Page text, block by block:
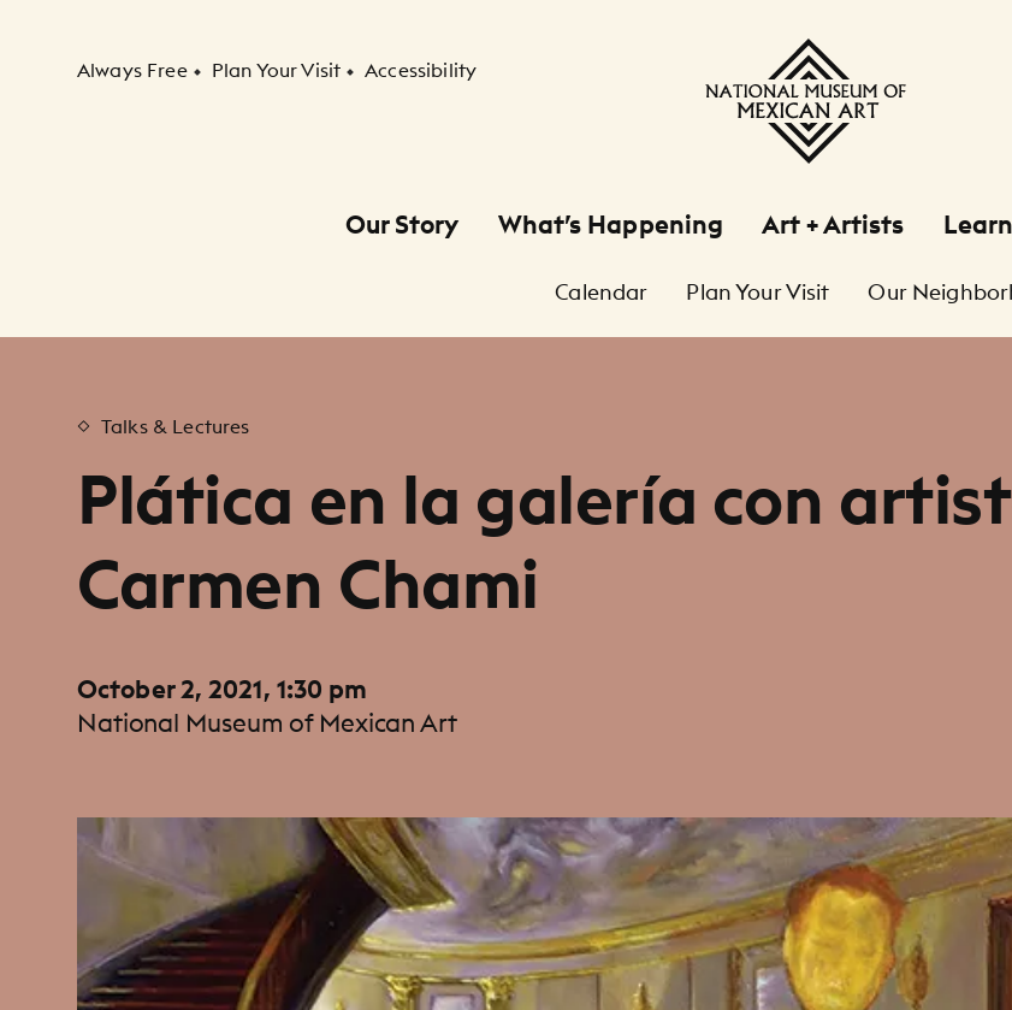
Secondary Navigation
Always Free Plan Your Visit Accessibility
Our Story What’s Happening Art + Artists Learn
Calendar Plan Your Visit Our
Talks & Lectures
Plática en la galería con
Carmen Chami
October 2, 2021, 1:30 pm
National Museum of Mexican Art